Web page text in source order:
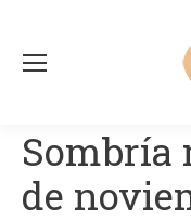
Sombría
de